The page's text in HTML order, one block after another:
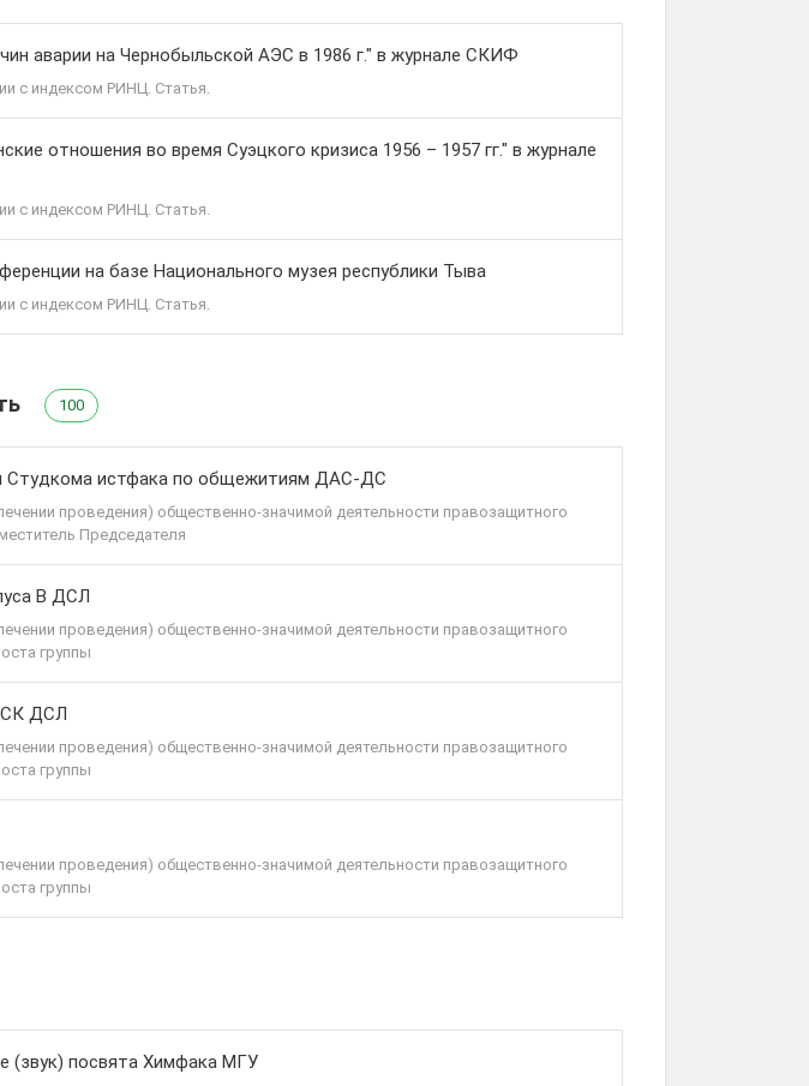
аварии на Чернобыльской АЭС в 1986 г." в журнале СКИФ
с индексом РИНЦ. Статья.
отношения во время Суэцкого кризиса 1956 – 1957 гг." в журнале
с индексом РИНЦ. Статья.
на базе Национального музея республики Тыва
с индексом РИНЦ. Статья.
100
Студкома истфака по общежитиям ДАС-ДС
проведения) общественно-значимой деятельности правозащитного
Председателя
В ДСЛ
проведения) общественно-значимой деятельности правозащитного
группы
СК ДСЛ
проведения) общественно-значимой деятельности правозащитного
группы
проведения) общественно-значимой деятельности правозащитного
группы
(звук) посвята Химфака МГУ